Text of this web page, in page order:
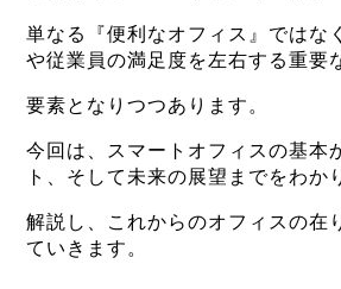
単なる『便利なオフィス』ではな
や従業員の満足度を左右する重要
要素となりつつあります。
今回は、スマートオフィスの基本
ト、そして未来の展望までをわか
解説し、これからのオフィスの在
ていきます。